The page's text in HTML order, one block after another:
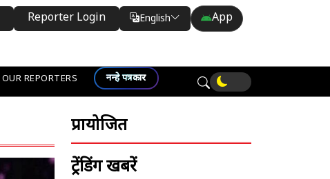
Reporter Login English
Translate
App
OUR REPORTERS नन्हे पत्रकार
प्रायोजित
ट्रेंडिंग खबरें